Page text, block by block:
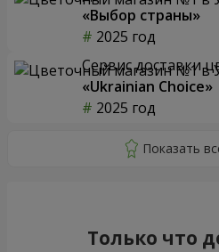
«Выбор страны»
2025 год
Сервис доставки
«Ukrainian Choice»
2025 год
Только что